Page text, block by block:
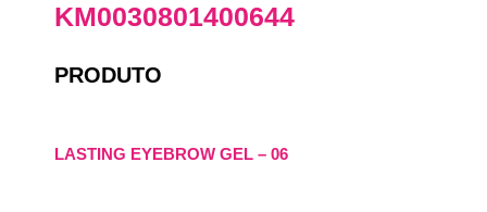
KM0030801400644
PRODUTO
LASTING EYEBROW GEL – 06